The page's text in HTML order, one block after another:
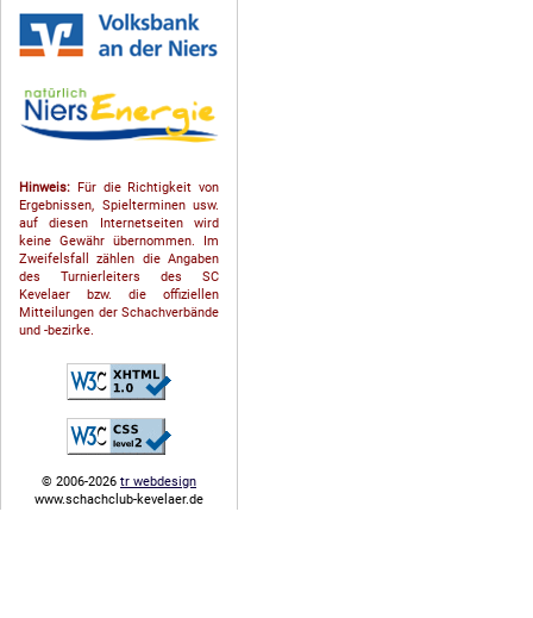
Hinweis: Für die Richtigkeit von
Ergebnissen, Spielterminen usw.
auf diesen Internetseiten wird
keine Gewähr übernommen. Im
Zweifelsfall zählen die Angaben
des Turnierleiters des SC
Kevelaer bzw. die offiziellen
Mitteilungen der Schach­ver­bände
und -bezirke.
© 2006-2026 tr webdesign
www.schachclub-kevelaer.de